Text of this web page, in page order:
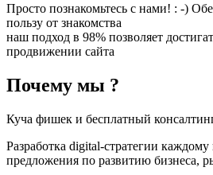
Просто познакомьтесь с нами! : -)
пользу от знакомства
наш подход в 98% позволяет
продвижении сайта
Почему мы ?
Куча фишек и бесплатный
Разработка digital-стратегии
предложения по развитию бизнеса,